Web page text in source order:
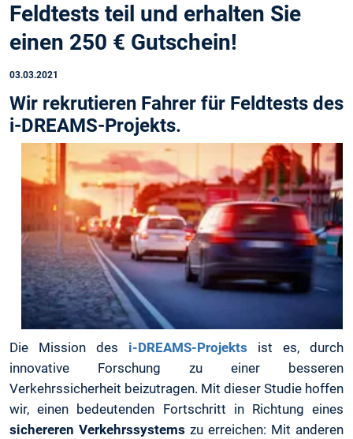
Feldtests teil und erhalten Sie
einen 250 € Gutschein!
03.03.2021
Wir rekrutieren Fahrer für Feldtests des
i-DREAMS-Projekts.
Die Mission des i-DREAMS-Projekts ist es, durch
innovative Forschung zu einer besseren
Verkehrssicherheit beizutragen. Mit dieser Studie hoffen
wir, einen bedeutenden Fortschritt in Richtung eines
sichereren Verkehrssystems zu erreichen: Mit anderen